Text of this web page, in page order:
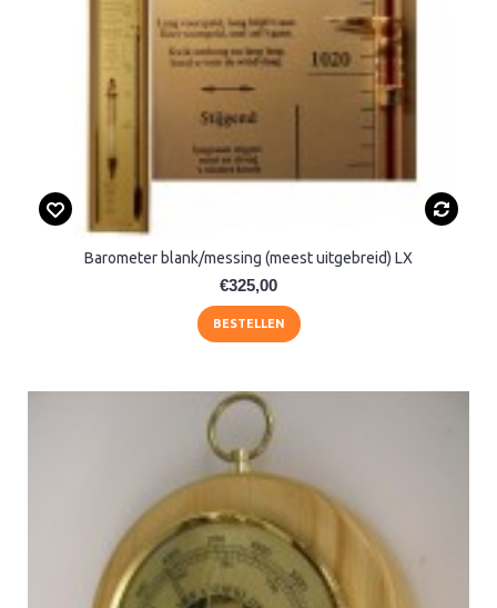
Barometer blank/messing (meest uitgebreid) LX
€325,00
BESTELLEN